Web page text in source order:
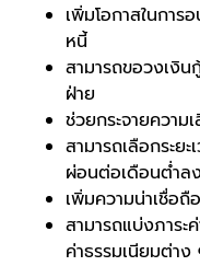
เพิ่มโอกาสในการ
หนี้
สามารถขอวงเงิ
ฝ่าย
ช่วยกระจายความ
สามารถเลือกระย
ผ่อนต่อเดือนต่ำล
เพิ่มความน่าเชื่อถื
สามารถแบ่งภาระ
ค่าธรรมเนียมต่าง